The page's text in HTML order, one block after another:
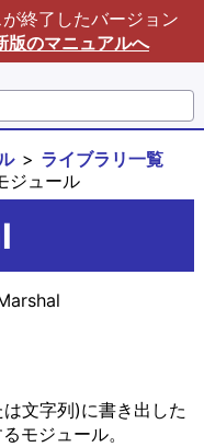
終了したバージョン
版のマニュアルへ
ライブラリ一覧
ジュール
文字列)に書き出した
モジュール。